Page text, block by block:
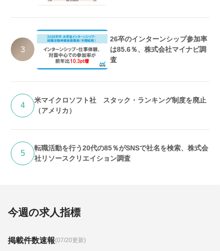
3
26卒のインターンシップ参加率
は85.6％、株式会社マイナビ調
査
4
米マイクロソフト社 スタック・ランキング制度を廃止
（アメリカ）
5
転職活動を行う20代の85％がSNSで社名を検索、株式会
社リソースクリエイション調査
今週の求人指標
掲載件数速報(07/20更新)